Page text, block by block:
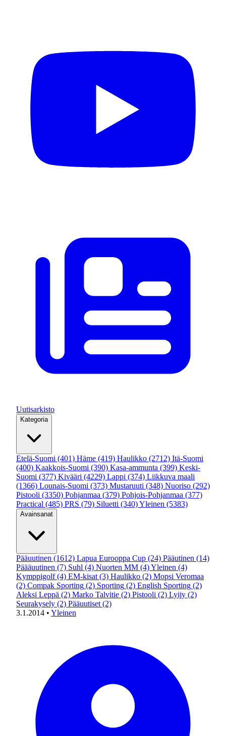
Uutisarkisto
Kategoria
Etelä-Suomi (401) Häme (419) Haulikko (2712) Itä-Suomi
(400) Kaakkois-Suomi (390) Kasa-ammunta (399) Keski-
Suomi (377) Kivääri (4229) Lappi (374) Liikkuva maali
(1366) Lounais-Suomi (373) Mustaruuti (348) Nuoriso (292)
Pistooli (3350) Pohjanmaa (379) Pohjois-Pohjanmaa (377)
Practical (485) PRS (79) Siluetti (340)Yleinen (5383)
Avainsanat
Pääuutinen (1612) Lapua Eurooppa Cup (24) Pääutinen (14)
Päääuutinen (7) Suhl (4) Nuorten MM (4)Yleinen (4)
Kymppigolf (4) EM-kisat (3) Haulikko (2) Mopsi Veromaa
(2) Compak Sporting (2) Sporting (2) English Sporting (2)
Aleksi Leppä (2) Marko Talvitie (2) Pistooli (2) Lyijy (2)
Seurakysely (2) Pääuutiset (2)
3.1.2014 • Yleinen